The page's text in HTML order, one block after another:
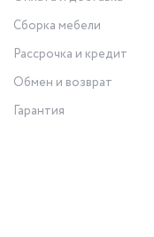
Сборка мебели
Рассрочка и кредит
Обмен и возврат
Гарантия